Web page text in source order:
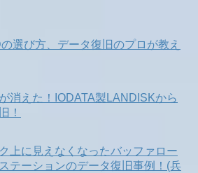
選び方、データ復旧のプロが教え
消えた！IODATA製LANDISKから
！
上に見えなくなったバッファロー
テーションのデータ復旧事例！(兵